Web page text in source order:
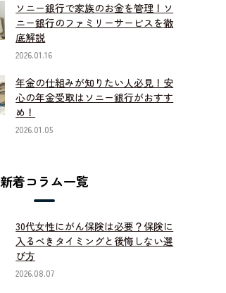
ソニー銀行で家族のお金を管理！ソ
ニー銀行のファミリーサービスを徹
底解説
2026.01.16
年金の仕組みが知りたい人必見！安
心の年金受取はソニー銀行がおすす
め！
2026.01.05
新着コラム一覧
30代女性にがん保険は必要？保険に
入るべきタイミングと後悔しない選
び方
2026.08.07